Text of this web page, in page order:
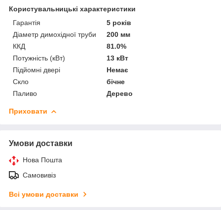
Користувальницькі характеристики
Гарантія
5 років
Діаметр димохідної труби
200 мм
ККД
81.0%
Потужність (кВт)
13 кВт
Підйомні двері
Немає
Скло
бічне
Паливо
Дерево
Приховати
Умови доставки
Нова Пошта
Самовивіз
Всі умови доставки